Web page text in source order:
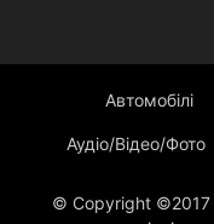
Автомобілі
Аудіо/Відео/Фото
© Copyright ©2017